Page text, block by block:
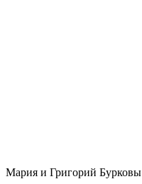
Мария и Григорий Бурковы